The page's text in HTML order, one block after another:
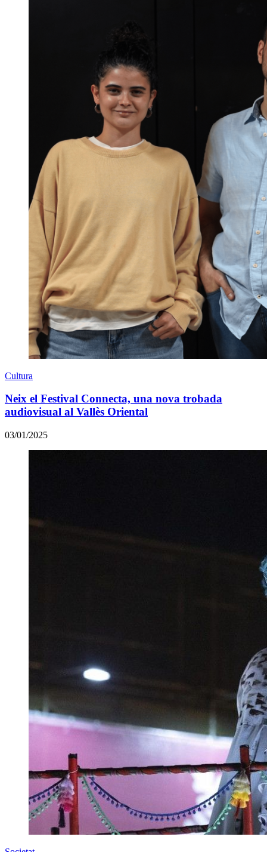
Cultura
Neix el Festival Connecta, una nova trobada
audiovisual al Vallès Oriental
03/01/2025